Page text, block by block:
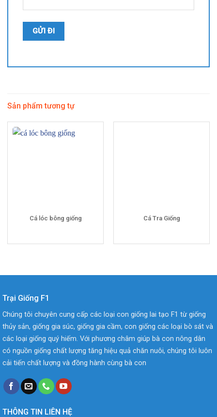
Sản phẩm tương tự
Cá lóc bông giống Cá Tra Giống
Trại Giống F1
Chúng tôi chuyên cung cấp các loại con giống lai tạo F1 từ giống
thủy sản, giống gia súc, giống gia cầm, con giống các loại bò sát và
các loại giống quý hiếm. Với phương châm giúp bà con nông dân
có nguồn giống chất lượng tăng hiệu quả chăn nuôi, chúng tôi luôn
cải tiến chất lượng và đồng hành cùng bà con
THÔNG TIN LIÊN HỆ